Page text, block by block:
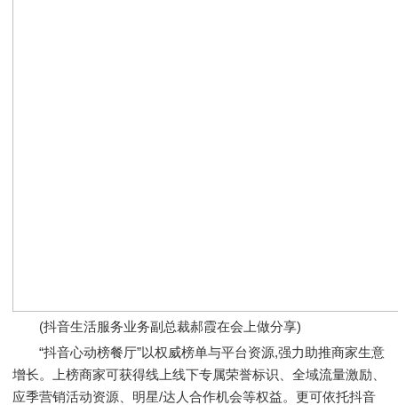
(抖音生活服务业务副总裁郝霞在会上做分享)
“抖音心动榜餐厅”以权威榜单与平台资源,强力助推商家生意
增长。上榜商家可获得线上线下专属荣誉标识、全域流量激励、
应季营销活动资源、明星/达人合作机会等权益。更可依托抖音